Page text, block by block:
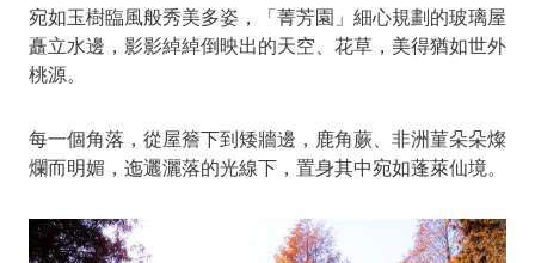
宛如玉樹臨風般秀美多姿，「菁芳園」細心規劃的玻璃屋
矗立水邊，影影綽綽倒映出的天空、花草，美得猶如世外
桃源。
每一個角落，從屋簷下到矮牆邊，鹿角蕨、非洲菫朵朵燦
爛而明媚，迤邐灑落的光線下，置身其中宛如蓬萊仙境。